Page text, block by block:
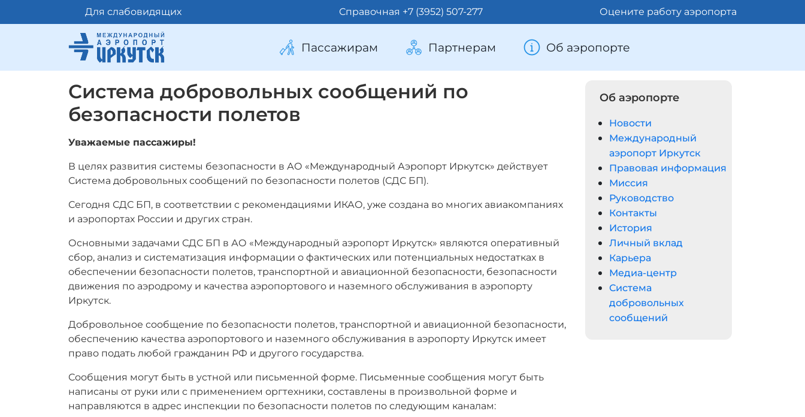
Для слабовидящих Справочная +7 (3952) 507-277 Оцените работу аэропорта
Пассажирам Партнерам Об аэропорте
Система добровольных сообщений по
безопасности полетов
Уважаемые пассажиры!
В целях развития системы безопасности в АО «Международный Аэропорт Иркутск» действует
Система добровольных сообщений по безопасности полетов (СДС БП).
Сегодня СДС БП, в соответствии с рекомендациями ИКАО, уже создана во многих авиакомпаниях
и аэропортах России и других стран.
Основными задачами СДС БП в АО «Международный аэропорт Иркутск» являются оперативный
сбор, анализ и систематизация информации о фактических или потенциальных недостатках в
обеспечении безопасности полетов, транспортной и авиационной безопасности, безопасности
движения по аэродрому и качества аэропортового и наземного обслуживания в аэропорту
Иркутск.
Добровольное сообщение по безопасности полетов, транспортной и авиационной безопасности,
обеспечению качества аэропортового и наземного обслуживания в аэропорту Иркутск имеет
право подать любой гражданин РФ и другого государства.
Сообщения могут быть в устной или письменной форме. Письменные сообщения могут быть
написаны от руки или с применением оргтехники, составлены в произвольной форме и
направляются в адрес инспекции по безопасности полетов по следующим каналам:
Об аэропорте
Новости
Международный
аэропорт Иркутск
Правовая информация
Миссия
Руководство
Контакты
История
Личный вклад
Карьера
Медиа-центр
Система
добровольных
сообщений